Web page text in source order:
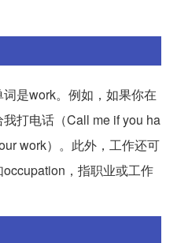
是work。例如，如果你在
打电话（Call me if you ha
work）。此外，工作还可
，指职业或工作